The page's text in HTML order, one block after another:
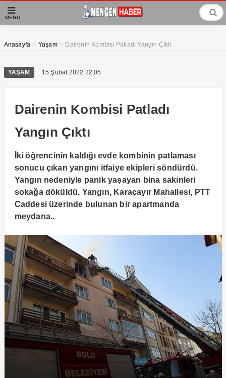
MENÜ
Anasayfa > Yaşam > Dairenin Kombisi Patladı Yangın Çıktı
YAŞAM 15 Şubat 2022 22:05
Dairenin Kombisi Patladı
Yangın Çıktı
İki öğrencinin kaldığı evde kombinin patlaması
sonucu çıkan yangını itfaiye ekipleri söndürdü.
Yangın nedeniyle panik yaşayan bina sakinleri
sokağa döküldü. Yangın, Karaçayır Mahallesi, PTT
Caddesi üzerinde bulunan bir apartmanda
meydana..